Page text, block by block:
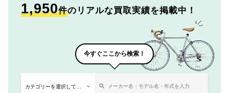
1,950件のリアルな買取実績を掲載中！
今すぐここから検索！